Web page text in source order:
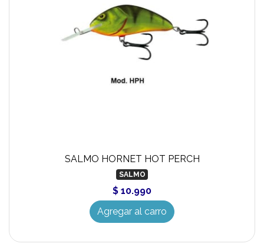
SALMO HORNET HOT PERCH
SALMO
$ 10.990
Agregar al carro